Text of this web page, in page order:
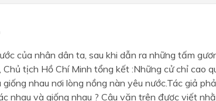
của nhân dân ta, sau khi dẫn ra những tấm
Chủ tịch Hồ Chí Minh tổng kết :Những cử chỉ cao
nhau nơi lòng nồng nàn yêu nước.Tác giả
nhau và giống nhau ? Câu văn trên được viết